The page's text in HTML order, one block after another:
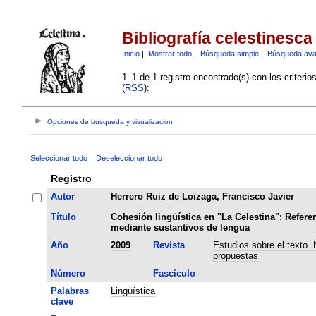
Bibliografía celestinesca
Inicio| Mostrar todo| Búsqueda simple| Búsqueda
1–1 de 1 registro encontrado(s) con los
(RSS):
Opciones de búsqueda y visualización
Seleccionar todo Deseleccionar todo
Registro
Autor
Herrero Ruiz de Loizaga, Francisco Javier
Título
Cohesión lingüística en "La Celestina":
mediante sustantivos de lengua
Año
2009 Revista
Estudios sobre el texto.
propuestas
Número
Fascículo
Palabras
clave
Lingüística